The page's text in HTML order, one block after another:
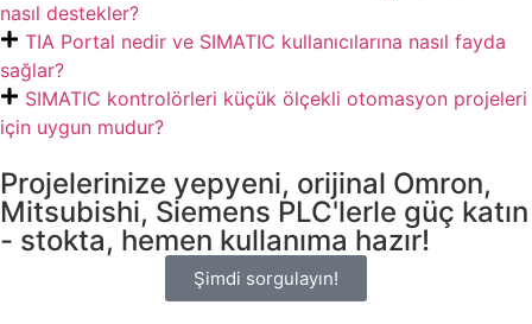
nasıl destekler?
TIA Portal nedir ve SIMATIC kullanıcılarına nasıl fayda
sağlar?
SIMATIC kontrolörleri küçük ölçekli otomasyon projeleri
için uygun mudur?
Projelerinize yepyeni, orijinal Omron,
Mitsubishi, Siemens PLC'lerle güç katın
- stokta, hemen kullanıma hazır!
Şimdi sorgulayın!